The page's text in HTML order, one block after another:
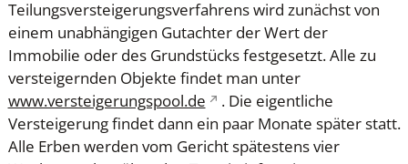
Teilungsversteigerungsverfahrens wird zunächst von
einem unabhängigen Gutachter der Wert der
Immobilie oder des Grundstücks festgesetzt. Alle zu
versteigernden Objekte findet man unter
www.versteigerungspool.de
. Die eigentliche
Versteigerung findet dann ein paar Monate später statt.
Alle Erben werden vom Gericht spätestens vier